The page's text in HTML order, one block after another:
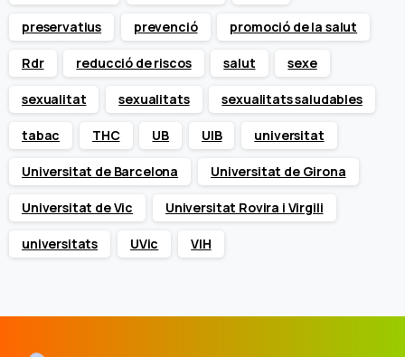
preservatius prevenció promoció de la salut
Rdr reducció de riscos salut sexe
sexualitat sexualitats sexualitats saludables
tabac THC UB UIB universitat
Universitat de Barcelona Universitat de Girona
Universitat de Vic Universitat Rovira i Virgili
universitats UVic VIH